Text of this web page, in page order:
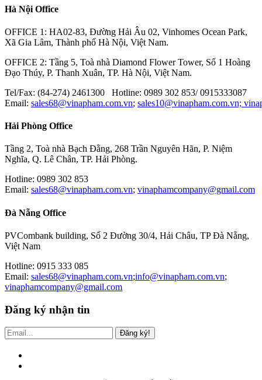
OPTEX-FA
MITOTUYO
Hà Nội Office
OFFICE 1: HA02-83, Đường Hải Âu 02, Vinhomes Ocean Park,
Xã Gia Lâm, Thành phố Hà Nội, Việt Nam.
OFFICE 2: Tầng 5, Toà nhà Diamond Flower Tower, Số 1 Hoàng
Đạo Thúy, P. Thanh Xuân, TP. Hà Nội, Việt Nam.
Tel/Fax: (84-274) 2461300 Hotline: 0989 302 853/ 0915333087
Email: sales68@vinapham.com.vn; sales10@vinapham.com.vn;
Hải Phòng Office
Tầng 2, Toà nhà Bạch Đằng, 268 Trần Nguyên Hãn, P. Niệm
Nghĩa, Q. Lê Chân, TP. Hải Phòng.
Hotline: 0989 302 853
Email: sales68@vinapham.com.vn; vinaphamcompany@gmail.com
Đà Nẵng Office
PVCombank building, Số 2 Đường 30/4, Hải Châu, TP Đà Nẵng,
Việt Nam
Hotline: 0915 333 085
Email: sales68@vinapham.com.vn;info@vinapham.com.vn;
vinaphamcompany@gmail.com
Đăng ký nhận tin
Đăng ký!